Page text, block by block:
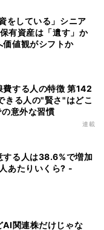
をしている」シニア
有資産は「遺す」か
価値観がシフトか
費する人の特徴 第142
きる人の"賢さ"はどこ
意外な習慣
連載
する人は38.6%で増加
あたりいくら? -
AI関連株だけじゃな